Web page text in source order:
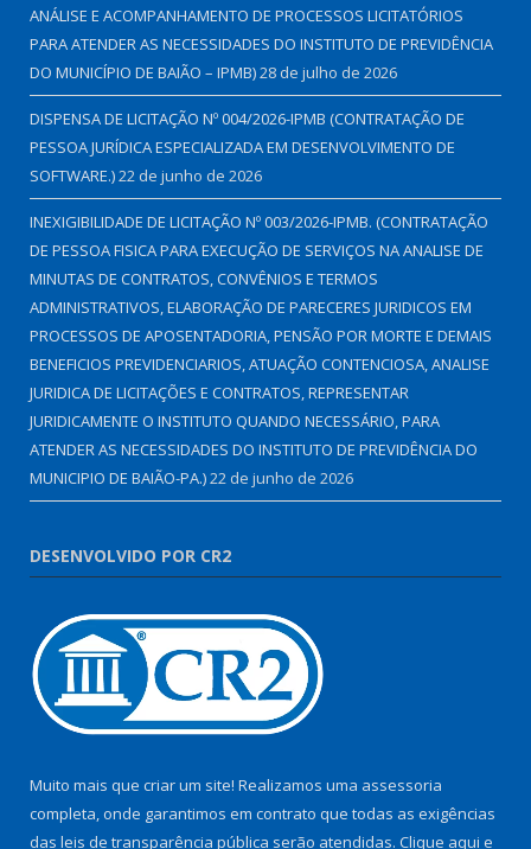
ANÁLISE E ACOMPANHAMENTO DE PROCESSOS LICITATÓRIOS
PARA ATENDER AS NECESSIDADES DO INSTITUTO DE PREVIDÊNCIA
DO MUNICÍPIO DE BAIÃO – IPMB)28 de julho de 2026
DISPENSA DE LICITAÇÃO Nº 004/2026-IPMB (CONTRATAÇÃO DE
PESSOA JURÍDICA ESPECIALIZADA EM DESENVOLVIMENTO DE
SOFTWARE.)22 de junho de 2026
INEXIGIBILIDADE DE LICITAÇÃO Nº 003/2026-IPMB. (CONTRATAÇÃO
DE PESSOA FISICA PARA EXECUÇÃO DE SERVIÇOS NA ANALISE DE
MINUTAS DE CONTRATOS, CONVÊNIOS E TERMOS
ADMINISTRATIVOS, ELABORAÇÃO DE PARECERES JURIDICOS EM
PROCESSOS DE APOSENTADORIA, PENSÃO POR MORTE E DEMAIS
BENEFICIOS PREVIDENCIARIOS, ATUAÇÃO CONTENCIOSA, ANALISE
JURIDICA DE LICITAÇÕES E CONTRATOS, REPRESENTAR
JURIDICAMENTE O INSTITUTO QUANDO NECESSÁRIO, PARA
ATENDER AS NECESSIDADES DO INSTITUTO DE PREVIDÊNCIA DO
MUNICIPIO DE BAIÃO-PA.)22 de junho de 2026
DESENVOLVIDO POR CR2
Muito mais que criar um site! Realizamos uma assessoria
completa, onde garantimos em contrato que todas as exigências
das leis de transparência pública serão atendidas. Clique aqui e